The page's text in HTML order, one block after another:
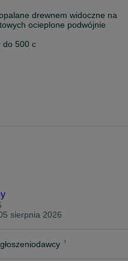
drewnem widoczne na
ocieplone podwójnie
do 500 c
sierpnia 2026